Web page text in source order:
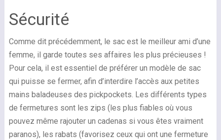
Sécurité
Comme dit précédemment, le sac est le meilleur ami d’une
femme, il garde toutes ses affaires les plus précieuses !
Pour cela, il est essentiel de préférer un modèle de sac
qui puisse se fermer, afin d’interdire l’accès aux petites
mains baladeuses des pickpockets. Les différents types
de fermetures sont les zips (les plus fiables où vous
pouvez même rajouter un cadenas si vous êtes vraiment
paranos), les rabats (favorisez ceux qui ont une fermeture